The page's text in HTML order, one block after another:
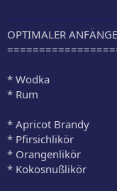
OPTIMALER
* Wodka
* Rum
* Apricot Brandy
* Pfirsichlikör
* Orangenlikör
* Kokosnußlikör